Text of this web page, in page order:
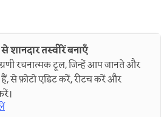
शानदार तस्वीरें बनाएँ
रचनात्मक टूल, जिन्हें आप जानते और
से फ़ोटो एडिट करें, रीटच करें और